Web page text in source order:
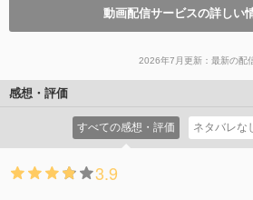
動画配信サービスの詳しい
2026年7月更新：最新の配
感想・評価
すべての感想・評価 ネタバレな
3.9